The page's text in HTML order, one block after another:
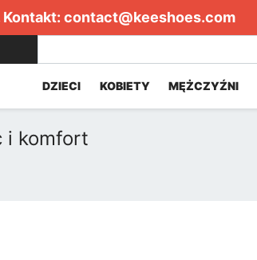
contact@keeshoes.com
DZIECI KOBIETY MĘŻCZYŹNI
i komfort